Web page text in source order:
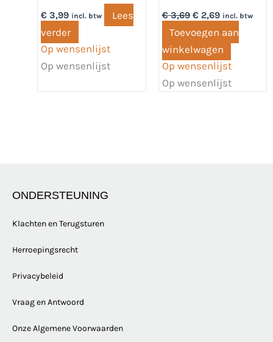
€ 3,99 incl. btw
Lees
verder
Op wensenlijst
Op wensenlijst
€3,69 €2,69 incl. btw
Toevoegen aan
winkelwagen
Op wensenlijst
Op wensenlijst
ONDERSTEUNING
Klachten en Terugsturen
Herroepingsrecht
Privacybeleid
Vraag en Antwoord
Onze Algemene Voorwaarden